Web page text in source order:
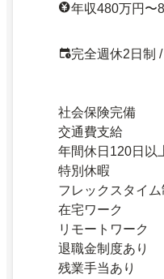
年収480万円〜
完全週休2日制
社会保険完備
交通費支給
年間休日120日以
特別休暇
フレックスタイム
在宅ワーク
リモートワーク
退職金制度あり
残業手当あり